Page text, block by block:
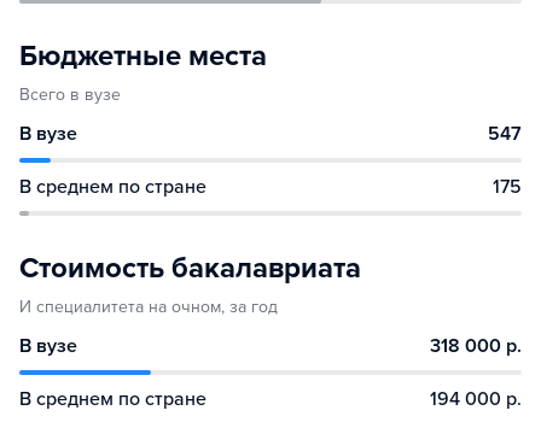
Бюджетные места
Всего в вузе
В вузе 547
В среднем по стране 175
Стоимость бакалавриата
И специалитета на очном, за год
В вузе 318 000 р.
В среднем по стране 194 000 р.